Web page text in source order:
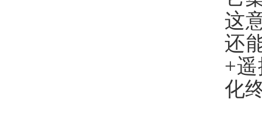
这
还
+
化